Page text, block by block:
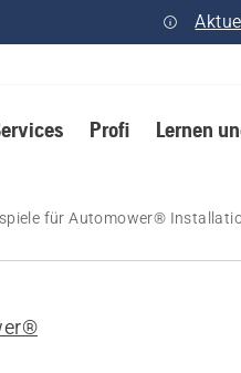
Profi Lernen
für Automower®